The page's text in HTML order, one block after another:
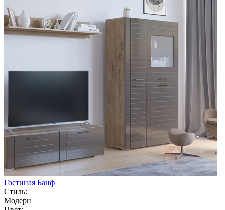
Гостиная Банф
Стиль:
Модерн